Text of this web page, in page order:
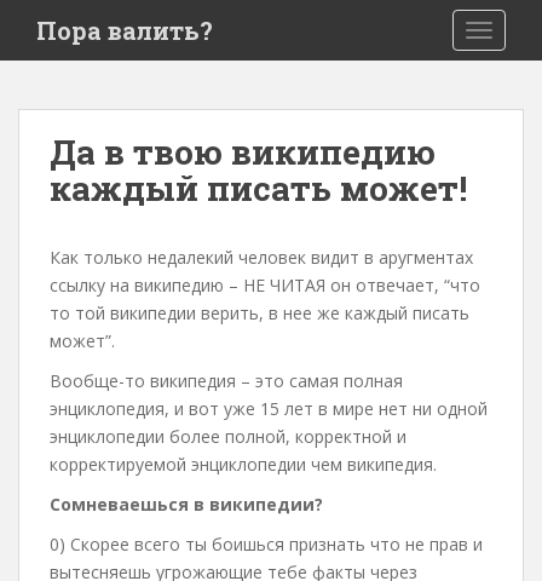
i
Пора валить?
Да в твою википедию
каждый писать может!
Как только недалекий человек видит в аругментах
ссылку на википедию – НЕ ЧИТАЯ он отвечает, “что
то той википедии верить, в нее же каждый писать
может”.
Вообще-то википедия – это самая полная
энциклопедия, и вот уже 15 лет в мире нет ни одной
энциклопедии более полной, корректной и
корректируемой энциклопедии чем википедия.
Сомневаешься в википедии?
0) Скорее всего ты боишься признать что не прав и
вытесняешь угрожающие тебе факты через